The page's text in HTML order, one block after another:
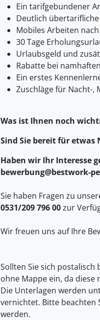
Ein tarifgebundener
Deutlich
Mobiles Arbeiten
30 Tage
Urlaubsgeld und
Rabatte bei
Ein erstes
Zuschläge für Nacht-,
Was ist Ihnen noch
Sind Sie bereit für etwas
Haben wir Ihr Interesse
bewerbung@bestwork-
Sie haben Fragen zu
0531/209 796 00zur
Wir freuen uns auf Ihre
Sollten Sie sich
ohne Mappe ein, da diese
Die Unterlagen werden
vernichtet. Bitte beachten
werden.